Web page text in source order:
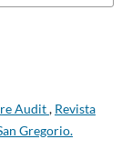
Audit, Revista
Gregorio.